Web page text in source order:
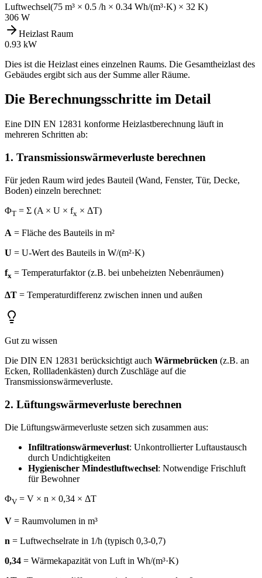
Luftwechsel(75 m³ × 0.5 /h × 0.34 Wh/(m³·K) × 32 K)
306 W
Heizlast Raum
0.93 kW
Dies ist die Heizlast eines einzelnen Raums. Die Gesamtheizlast des
Gebäudes ergibt sich aus der Summe aller Räume.
Die Berechnungsschritte im Detail
Eine DIN EN 12831 konforme Heizlastberechnung läuft in
mehreren Schritten ab:
1. Transmissionswärmeverluste berechnen
Für jeden Raum wird jedes Bauteil (Wand, Fenster, Tür, Decke,
Boden) einzeln berechnet:
ΦT = Σ (A × U × fx × ΔT)
A = Fläche des Bauteils in m²
U = U-Wert des Bauteils in W/(m²·K)
fx = Temperaturfaktor (z.B. bei unbeheizten Nebenräumen)
ΔT = Temperaturdifferenz zwischen innen und außen
Gut zu wissen
Die DIN EN 12831 berücksichtigt auch Wärmebrücken (z.B. an
Ecken, Rollladenkästen) durch Zuschläge auf die
Transmissionswärmeverluste.
2. Lüftungswärmeverluste berechnen
Die Lüftungswärmeverluste setzen sich zusammen aus:
Infiltrationswärmeverlust: Unkontrollierter Luftaustausch
durch Undichtigkeiten
Hygienischer Mindestluftwechsel: Notwendige Frischluft
für Bewohner
ΦV = V × n × 0,34 × ΔT
V = Raumvolumen in m³
n = Luftwechselrate in 1/h (typisch 0,3-0,7)
0,34 = Wärmekapazität von Luft in Wh/(m³·K)